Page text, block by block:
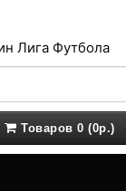
Товаров 0 (0р.)